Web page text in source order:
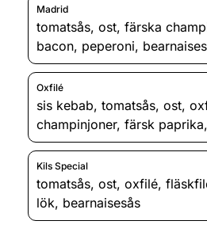
Madrid
tomatsås, ost, färska
bacon, peperoni,
Oxfilé
sis kebab, tomatsås, ost,
champinjoner, färsk paprika,
Kils Special
tomatsås, ost, oxfilé,
lök, bearnaisesås